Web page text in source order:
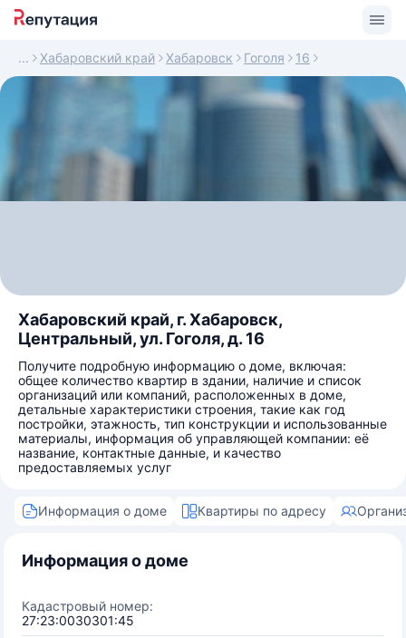
Хабаровский край Хабаровск Гоголя 16
Хабаровский край, г. Хабаровск,
Центральный, ул. Гоголя, д. 16
Получите подробную информацию о доме, включая:
общее количество квартир в здании, наличие и список
организаций или компаний, расположенных в доме,
детальные характеристики строения, такие как год
постройки, этажность, тип конструкции и использованные
материалы, информация об управляющей компании: её
название, контактные данные, и качество
предоставляемых услуг
Информация о доме Квартиры по адресу
Информация о доме
Кадастровый номер:
27:23:0030301:45